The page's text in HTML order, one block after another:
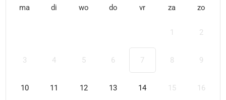
ma di wo do vr za zo
1 2
3 4 5 6 7 8 9
10 11 12 13 14 15 16